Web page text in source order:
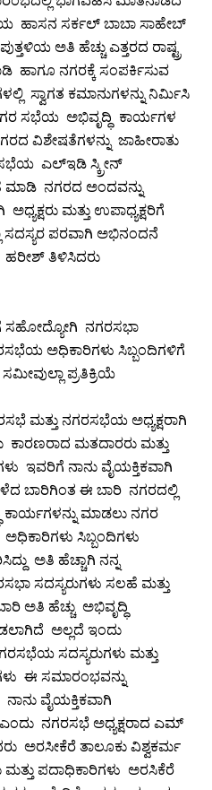
ಹಾಸನ ಸರ್ಕಲ್ ಬಾಬಾ ಸಾಹೇಬ್
ಅತಿ ಹೆಚ್ಚು ಎತ್ತರದ ರಾಷ್ಟ್ರ
ಹಾಗೂ ನಗರಕ್ಕೆ ಸಂಪರ್ಕಿಸುವ
ಸ್ವಾಗತ ಕಮಾನುಗಳನ್ನು ನಿರ್ಮಿಸಿ
ಸಭೆಯ ಅಭಿವೃದ್ಧಿ ಕಾರ್ಯಗಳ
ವಿಶೇಷತೆಗಳನ್ನು ಜಾಹೀರಾತು
ಎಲ್ಇಡಿ ಸ್ಕ್ರೀನ್
ಮಾಡಿ ನಗರದ ಅಂದವನ್ನು
ಅಧ್ಯಕ್ಷರು ಮತ್ತು ಉಪಾಧ್ಯಕ್ಷರಿಗೆ
ಪರವಾಗಿ ಅಭಿನಂದನೆ
ಹರೀಶ್ ತಿಳಿಸಿದರು
ಸಹೋದ್ಯೋಗಿ ನಗರಸಭಾ
ಅಧಿಕಾರಿಗಳು ಸಿಬ್ಬಂದಿಗಳಿಗೆ
ಪ್ರತಿಕ್ರಿಯೆ
ಮತ್ತು ನಗರಸಭೆಯ ಅಧ್ಯಕ್ಷರಾಗಿ
ಮತದಾರರು ಮತ್ತು
ಇವರಿಗೆ ನಾನು ವೈಯಕ್ತಿಕವಾಗಿ
ಬಾರಿಗಿಂತ ಈ ಬಾರಿ ನಗರದಲ್ಲಿ
ಕಾರ್ಯಗಳನ್ನು ಮಾಡಲು ನಗರ
ಸಿಬ್ಬಂದಿಗಳು
ಅತಿ ಹೆಚ್ಚಾಗಿ ನನ್ನ
ಸದಸ್ಯರುಗಳು ಸಲಹೆ ಮತ್ತು
ಅತಿ ಹೆಚ್ಚು ಅಭಿವೃದ್ಧಿ
ಅಲ್ಲದೆ ಇಂದು
ಸದಸ್ಯರುಗಳು ಮತ್ತು
ಈ ಸಮಾರಂಭವನ್ನು
ವೈಯಕ್ತಿಕವಾಗಿ
ನಗರಸಭೆ ಅಧ್ಯಕ್ಷರಾದ ಎಮ್
ಅರಸೀಕೆರೆ ತಾಲೂಕು ವಿಶ್ವಕರ್ಮ
ಮತ್ತು ಪದಾಧಿಕಾರಿಗಳು ಅರಸಿಕೆರೆ